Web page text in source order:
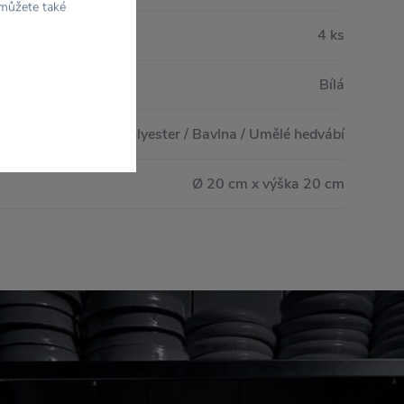
4 ks
Bílá
Polyester / Bavlna / Umělé hedvábí
Ø 20 cm x výška 20 cm
také